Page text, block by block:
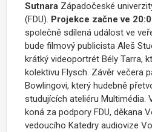
Sutnara Západočeské
(FDU). Projekce začne ve
společně sdílená událost ve
bude filmový publicista Aleš
krátký videoportrét Bély Tarra,
kolektivu Flysch. Závěr večera
Bowlingovi, který hudebně
studujících ateliéru Multimédia.
koná za podpory FDU, děkana
vedoucího Katedry audiovize